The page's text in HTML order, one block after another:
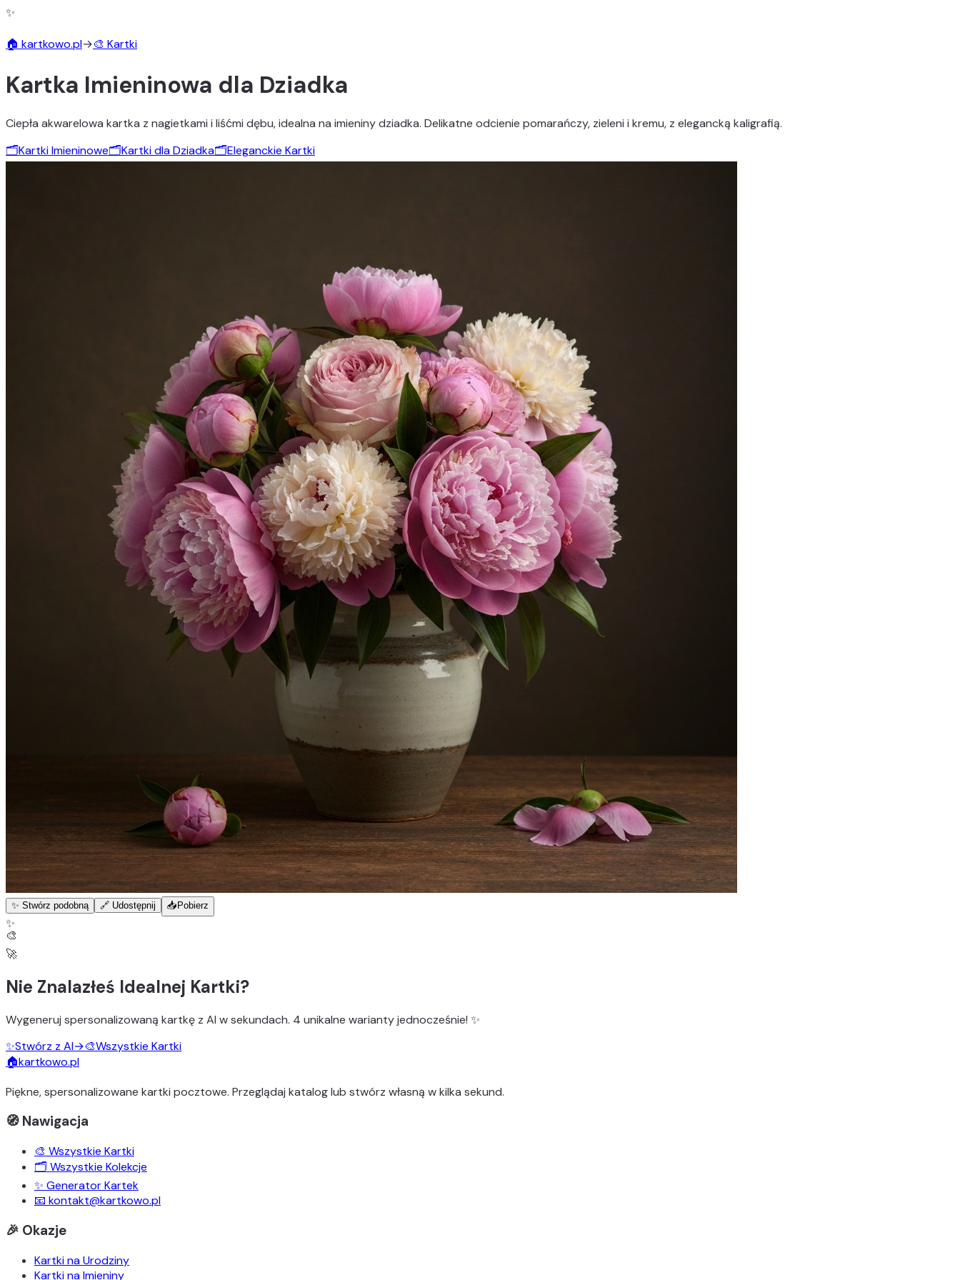
✨
🏠 kartkowo.pl→🎨 Kartki
Kartka Imieninowa dla Dziadka
Ciepła akwarelowa kartka z nagietkami i liśćmi dębu, idealna na imieniny dziadka. Delikatne odcienie pomarańczy, zieleni i kremu, z elegancką kaligrafią.
🗂️Kartki Imieninowe🗂️Kartki dla Dziadka🗂️Eleganckie Kartki
✨ Stwórz podobną 🔗 Udostępnij 📥 Pobierz
✨
🎨
🚀
Nie Znalazłeś Idealnej Kartki?
Wygeneruj spersonalizowaną kartkę z AI w sekundach. 4 unikalne wariantyjednocześnie! ✨
✨Stwórz z AI→🎨Wszystkie Kartki
🏠kartkowo.pl
Piękne, spersonalizowane kartki pocztowe. Przeglądaj katalog lub stwórz własną w kilka sekund.
🧭 Nawigacja
🎨 Wszystkie Kartki
🗂️ Wszystkie Kolekcje
✨ Generator Kartek
📧 kontakt@kartkowo.pl
🎉 Okazje
Kartki na Urodziny
Kartki na Imieniny